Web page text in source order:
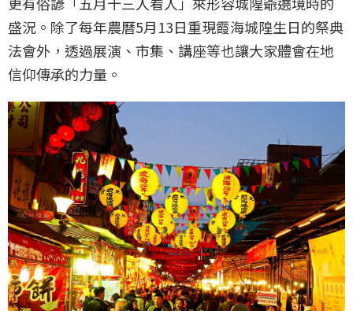
盛況。除了每年農曆5月13日重現霞海城隍生日的祭典
法會外，透過展演、市集、講座等也讓大家體會在地
信仰傳承的力量。